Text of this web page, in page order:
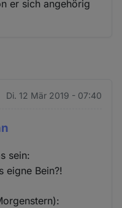
er sich angehörig
Di. 12 Mär 2019 - 07:40
sein:
eigne Bein?!